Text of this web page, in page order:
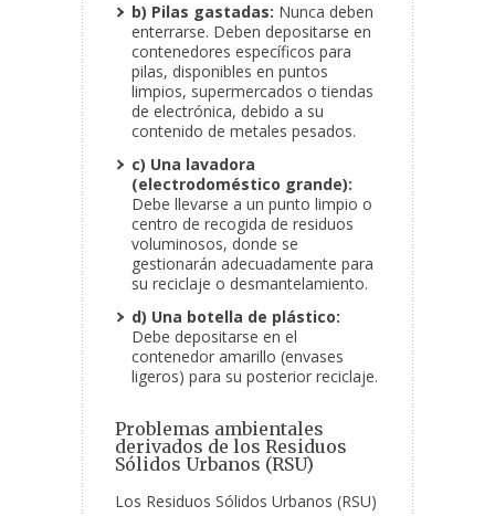
b) Pilas gastadas: Nunca deben
enterrarse. Deben depositarse en
contenedores específicos para
pilas, disponibles en puntos
limpios, supermercados o tiendas
de electrónica, debido a su
contenido de metales pesados.
c) Una lavadora
(electrodoméstico grande):
Debe llevarse a un punto limpio o
centro de recogida de residuos
voluminosos, donde se
gestionarán adecuadamente para
su reciclaje o desmantelamiento.
d) Una botella de plástico:
Debe depositarse en el
contenedor amarillo (envases
ligeros) para su posterior reciclaje.
Problemas ambientales
derivados de los Residuos
Sólidos Urbanos (RSU)
Los Residuos Sólidos Urbanos (RSU)